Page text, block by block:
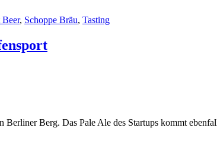
, Schoppe Bräu, Tasting
Berg. Das Pale Ale des Startups kommt